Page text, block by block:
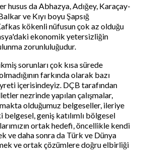
husus da Abhazya, Adığey, Karaçay-
ve Kıyı boyu Şapsığ
kökenli nüfusun çok az olduğu
ekonomik yetersizliğin
zorunluluğudur.
sorunları çok kısa sürede
farkında olarak bazı
içerisindeyiz. DÇB tarafından
nezrinde yapılan çalışmalar,
olduğumuz belgeseller, ileriye
belgesel, geniş katılımlı bölgesel
ortak hedefi, öncellikle kendi
ve daha sonra da Türk ve Dünya
ve ortak çözümlere doğru elbirliği